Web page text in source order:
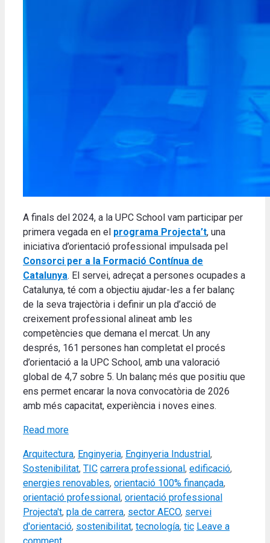
A finals del 2024, a la UPC School vam participar per
primera vegada en el programa Projecta’t, una
iniciativa d’orientació professional impulsada pel
Consorci per a la Formació Contínua de
Catalunya. El servei, adreçat a persones ocupades a
Catalunya, té com a objectiu ajudar-les a fer balanç
de la seva trajectòria i definir un pla d’acció de
creixement professional alineat amb les
competències que demana el mercat. Un any
després, 161 persones han completat el procés
d’orientació a la UPC School, amb una valoració
global de 4,7 sobre 5. Un balanç més que positiu que
ens permet encarar la nova convocatòria de 2026
amb més capacitat, experiència i noves eines.
Read more
Categories
Arquitectura, Enginyeria, Enginyeria Industrial,
Sostenibilitat, TIC Tags
carrera professional, edificació,
energies renovables, orientació 100% finançada,
orientació professional, orientació professional
Projecta't, pla de carrera, sector AECO, servei
d'orientació, sostenibilitat, tecnología, tic Leave a